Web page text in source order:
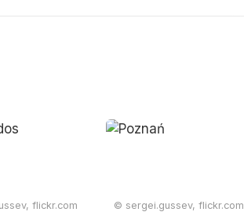
flickr.com © sergei.gussev, flickr.com